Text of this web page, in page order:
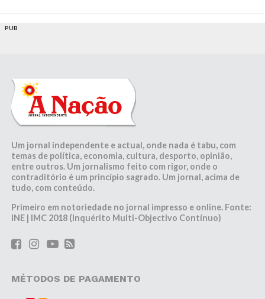
PUB
Um jornal independente e actual, onde nada é tabu, com
temas de política, economia, cultura, desporto, opinião,
entre outros. Um jornalismo feito com rigor, onde o
contraditório é um princípio sagrado. Um jornal, acima de
tudo, com conteúdo.
Primeiro em notoriedade no jornal impresso e online. Fonte:
INE | IMC 2018 (Inquérito Multi-Objectivo Contínuo)
MÉTODOS DE PAGAMENTO